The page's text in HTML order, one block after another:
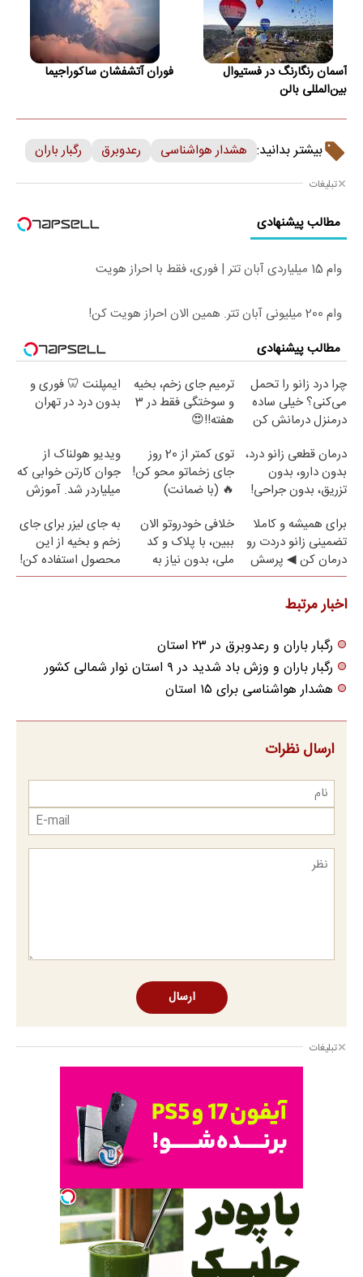
آسمان رنگارنگ در فستیوال
بین‌المللی بالن
فوران آتشفشان ساکوراجیما
بیشتر بدانید: هشدار هواشناسی رعدوبرق رگبار باران
تبلیغات
مطالب پیشنهادی
وام 15 میلیاردی آبان تتر | فوری، فقط با احراز هویت
وام 200 میلیونی آبان تتر. همین الان احراز هویت کن!
مطالب پیشنهادی
چرا درد زانو را تحمل
می‌کنی؟ خیلی ساده
درمنزل درمانش کن
ترمیم جای زخم، بخیه
و سوختگی فقط در 3
هفته!!😍
ایمپلنت 🦷 فوری و
بدون درد در تهران
درمان قطعی زانو درد،
بدون دارو، بدون
تزریق، بدون جراحی!
توی کمتر از 20 روز
جای زخماتو محو کن!
🔥 (با ضمانت)
ویدیو هولناک از
جوان کارتن خوابی که
میلیاردر شد. آموزش
برای همیشه و کاملا
تضمینی زانو دردت رو
درمان کن ◀ پرسش
نامه ▶
خلافی خودروتو الان
ببین، با پلاک و کد
ملی، بدون نیاز به
مراجعه حضوری
به جای لیزر برای جای
زخم و بخیه از این
محصول استفاده کن!
اخبار مرتبط
رگبار باران و رعدوبرق در ۲۳ استان
رگبار باران و وزش باد شدید در ۹ استان نوار شمالی کشور
هشدار هواشناسی برای ۱۵ استان
ارسال نظرات
ارسال
تبلیغات